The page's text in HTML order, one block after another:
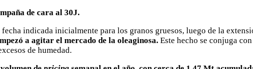
de cara al 30J.
indicada inicialmente para los granos gruesos, luego de la
a agitar el mercado de la oleaginosa. Este hecho se conjuga
de humedad.